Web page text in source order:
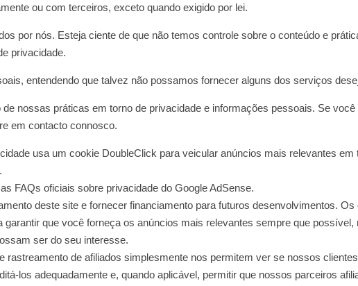
ou com terceiros, exceto quando exigido por lei.
por nós. Esteja ciente de que não temos controle sobre o conteúdo e
privacidade.
entendendo que talvez não possamos fornecer alguns dos serviços
nossas práticas em torno de privacidade e informações pessoais. Se
em contacto connosco.
usa um cookie DoubleClick para veicular anúncios mais relevantes em
FAQs oficiais sobre privacidade do Google AdSense.
deste site e fornecer financiamento para futuros desenvolvimentos.
que você forneça os anúncios mais relevantes sempre que possível,
ser do seu interesse.
de afiliados simplesmente nos permitem ver se nossos
los adequadamente e, quando aplicável, permitir que nossos parceiros